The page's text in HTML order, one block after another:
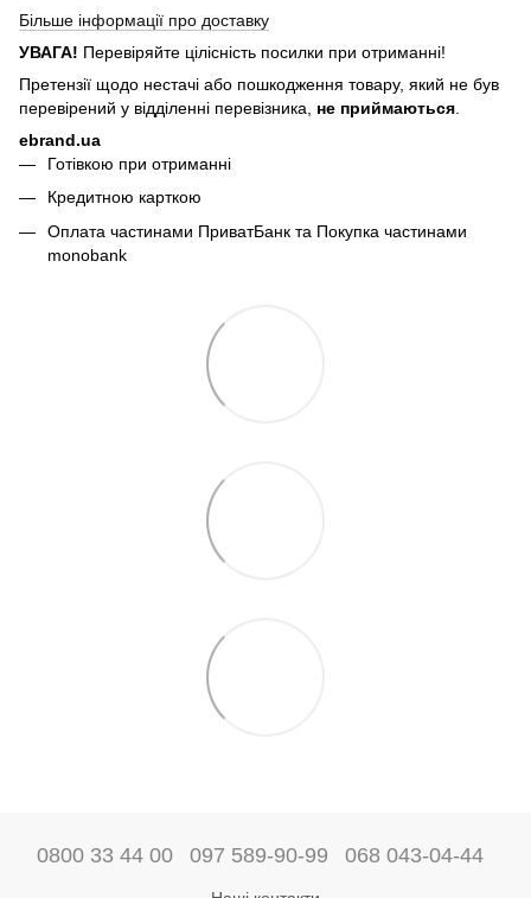
Більше інформації про доставку
УВАГА! Перевіряйте цілісність посилки при отриманні!
Претензії щодо нестачі або пошкодження товару, який не був
перевірений у відділенні перевізника, не приймаються
ebrand.ua
Готівкою при отриманні
Кредитною карткою
Оплата частинами ПриватБанк та Покупка частинами
monobank
0800 33 44 00 097 589-90-99 068 043-04-44